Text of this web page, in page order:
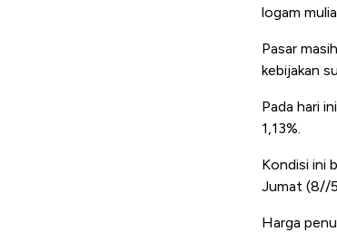
logam
Pasar
kebijakan
Pada hari
1,13%.
Kondisi ini
Jumat (8//
Harga